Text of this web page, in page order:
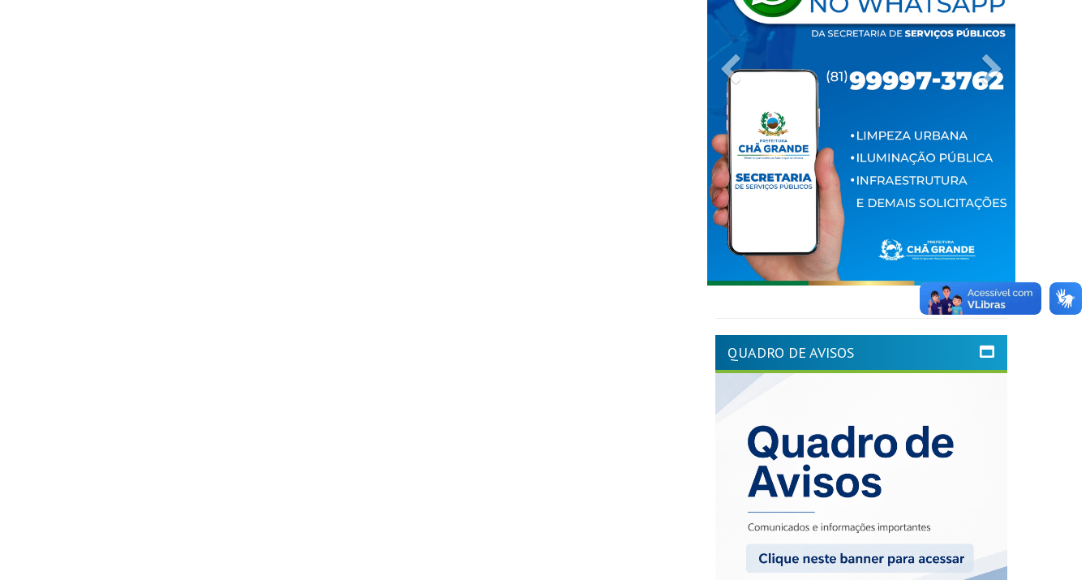
Previous
QUADRO DE AVISOS